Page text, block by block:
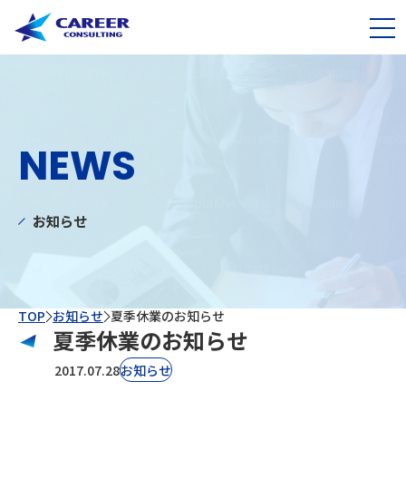
NEWS
お知らせ
TOP お知らせ 夏季休業のお知らせ
夏季休業のお知らせ
2017.07.28お知らせ